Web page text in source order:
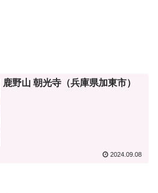
鹿野山 朝光寺（兵庫県加東市）
2024.09.08